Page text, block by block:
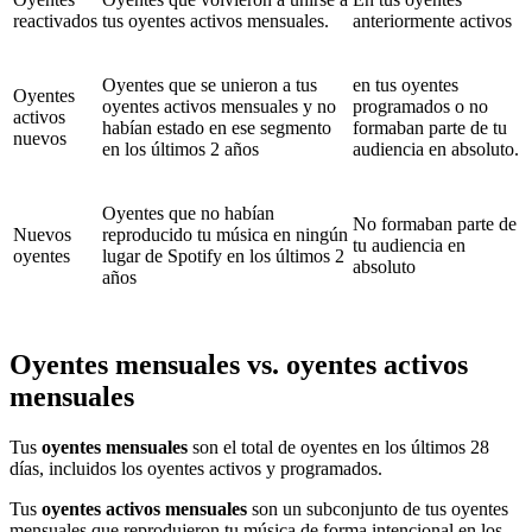
reactivados tus oyentes activos mensuales.
anteriormente activos
Oyentes
activos
nuevos
Oyentes que se unieron a tus
oyentes activos mensuales y no
habían estado en ese segmento
en los últimos 2 años
en tus oyentes
programados o no
formaban parte de tu
audiencia en absoluto.
Nuevos
oyentes
Oyentes que no habían
reproducido tu música en ningún
lugar de Spotify en los últimos 2
años
No formaban parte de
tu audiencia en
absoluto
Oyentes mensuales vs. oyentes activos
mensuales
Tus oyentes mensuales son el total de oyentes en los últimos 28
días, incluidos los oyentes activos y programados.
Tus oyentes activos mensuales son un subconjunto de tus oyentes